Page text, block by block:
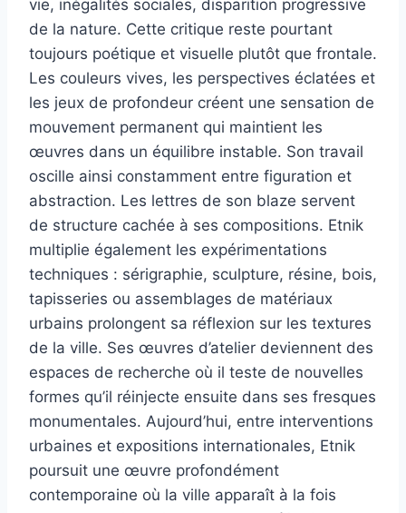
vie, inégalités sociales, disparition progressive
de la nature. Cette critique reste pourtant
toujours poétique et visuelle plutôt que frontale.
Les couleurs vives, les perspectives éclatées et
les jeux de profondeur créent une sensation de
mouvement permanent qui maintient les
œuvres dans un équilibre instable. Son travail
oscille ainsi constamment entre figuration et
abstraction. Les lettres de son blaze servent
de structure cachée à ses compositions. Etnik
multiplie également les expérimentations
techniques : sérigraphie, sculpture, résine, bois,
tapisseries ou assemblages de matériaux
urbains prolongent sa réflexion sur les textures
de la ville. Ses œuvres d’atelier deviennent des
espaces de recherche où il teste de nouvelles
formes qu’il réinjecte ensuite dans ses fresques
monumentales. Aujourd’hui, entre interventions
urbaines et expositions internationales, Etnik
poursuit une œuvre profondément
contemporaine où la ville apparaît à la fois